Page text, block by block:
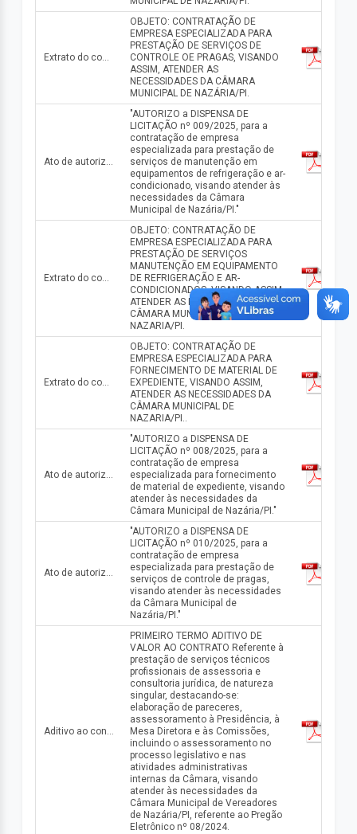
Extrato do contrato n° 0513.03/2025
OBJETO: CONTRATAÇÃO DE
EMPRESA ESPECIALIZADA PARA
PRESTAÇÃO DE SERVIÇOS DE
CONTROLE OE PRAGAS, VISANDO
ASSIM, ATENDER AS
NECESSIDADES DA CÂMARA
MUNICIPAL DE NAZÁRIA/PI.
Ato de autorização da dispensa n° 009/2025
"AUTORIZO a DISPENSA DE
LICITAÇÃO nº 009/2025, para a
contratação de empresa
especializada para prestação de
serviços de manutenção em
equipamentos de refrigeração e ar-
condicionado, visando atender às
necessidades da Câmara
Municipal de Nazária/PI."
Extrato do contrato n° 0513.02/2025
OBJETO: CONTRATAÇÃO DE
EMPRESA ESPECIALIZADA PARA
PRESTAÇÃO DE SERVIÇOS
MANUTENÇÃO EM EQUIPAMENTO
DE REFRIGERAÇÃO E AR-
CONDICIONADOS, VISANDO ASSIM,
ATENDER AS NECESSIDADES DA
CÂMARA MUNICIPAL DE
NAZARIA/PI.
Extrato do contrato n° 0513.01/2025
OBJETO: CONTRATAÇÃO DE
EMPRESA ESPECIALIZADA PARA
FORNECIMENTO DE MATERIAL DE
EXPEDIENTE, VISANDO ASSIM,
ATENDER AS NECESSIDADES DA
CÂMARA MUNICIPAL DE
NAZARIA/PI..
Ato de autorização da dispensa n° 008/2025
"AUTORIZO a DISPENSA DE
LICITAÇÃO nº 008/2025, para a
contratação de empresa
especializada para fornecimento
de material de expediente, visando
atender às necessidades da
Câmara Municipal de Nazária/PI."
Ato de autorização da dispensa n° 010/2025
"AUTORIZO a DISPENSA DE
LICITAÇÃO nº 010/2025, para a
contratação de empresa
especializada para prestação de
serviços de controle de pragas,
visando atender às necessidades
da Câmara Municipal de
Nazária/PI."
Aditivo ao contrato n° 0115.01/2025
PRIMEIRO TERMO ADITIVO DE
VALOR AO CONTRATO Referente à
prestação de serviços técnicos
profissionais de assessoria e
consultoria jurídica, de natureza
singular, destacando-se:
elaboração de pareceres,
assessoramento à Presidência, à
Mesa Diretora e às Comissões,
incluindo o assessoramento no
processo legislativo e nas
atividades administrativas
internas da Câmara, visando
atender às necessidades da
Câmara Municipal de Vereadores
de Nazária/PI, referente ao Pregão
Eletrônico nº 08/2024.